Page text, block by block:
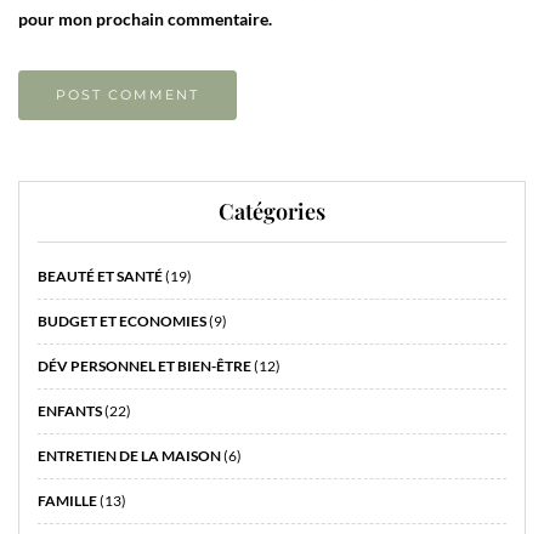
pour mon prochain commentaire.
Catégories
BEAUTÉ ET SANTÉ(19)
BUDGET ET ECONOMIES(9)
DÉV PERSONNEL ET BIEN-ÊTRE(12)
ENFANTS(22)
ENTRETIEN DE LA MAISON(6)
FAMILLE(13)